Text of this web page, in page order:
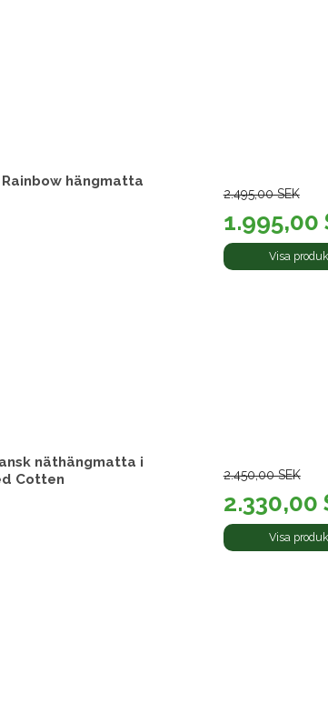
Rainbow hängmatta
2.495,00 SEK
1.995,00
Visa
näthängmatta i
Cotten
2.450,00 SEK
2.330,00
Visa